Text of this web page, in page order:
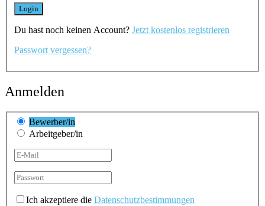
Du hast noch keinen Account? Jetzt kostenlos registrieren
Passwort vergessen?
Anmelden
Bewerber/in
Arbeitgeber/in
Ich akzeptiere die Datenschutzbestimmungen